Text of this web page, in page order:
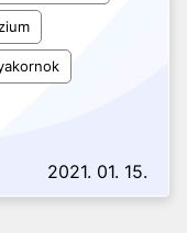
2021. 01. 15.